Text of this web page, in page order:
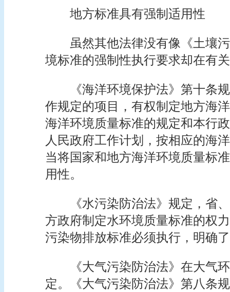
地方标准具有强制适用性
虽然其他法律没有像《土壤
境标准的强制性执行要求却在有
《海洋环境保护法》第十条
作规定的项目，有权制定地方海
海洋环境质量标准的规定和本行
人民政府工作计划，按相应的海
当将国家和地方海洋环境质量标
用性。
《水污染防治法》规定，省
方政府制定水环境质量标准的权
污染物排放标准必须执行，明确
《大气污染防治法》在大气
定。《大气污染防治法》第八条